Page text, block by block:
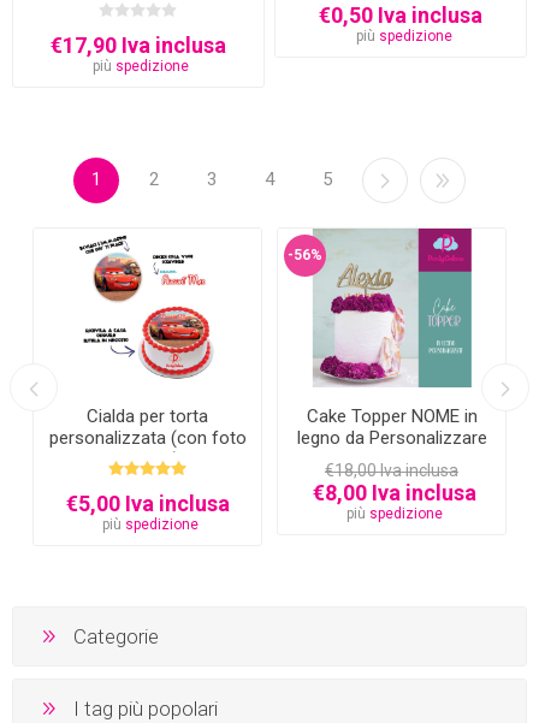
€17,90 Iva inclusa
più spedizione
€0,50 Iva inclusa
più spedizione
1 2 3 4 5
Cialda per torta
personalizzata (con foto
e testo)
€5,00 Iva inclusa
più spedizione
-56%
Cake Topper NOME in
legno da Personalizzare
€18,00 Iva inclusa
€8,00 Iva inclusa
più spedizione
Categorie
I tag più popolari